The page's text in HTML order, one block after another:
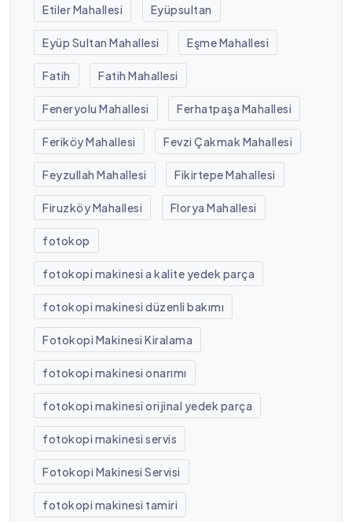
Etiler Mahallesi Eyüpsultan
Eyüp Sultan Mahallesi Eşme Mahallesi
Fatih Fatih Mahallesi
Feneryolu Mahallesi Ferhatpaşa Mahallesi
Feriköy Mahallesi Fevzi Çakmak Mahallesi
Feyzullah Mahallesi Fikirtepe Mahallesi
Firuzköy Mahallesi Florya Mahallesi
fotokop
fotokopi makinesi a kalite yedek parça
fotokopi makinesi düzenli bakımı
Fotokopi Makinesi Kiralama
fotokopi makinesi onarımı
fotokopi makinesi orijinal yedek parça
fotokopi makinesi servis
Fotokopi Makinesi Servisi
fotokopi makinesi tamiri